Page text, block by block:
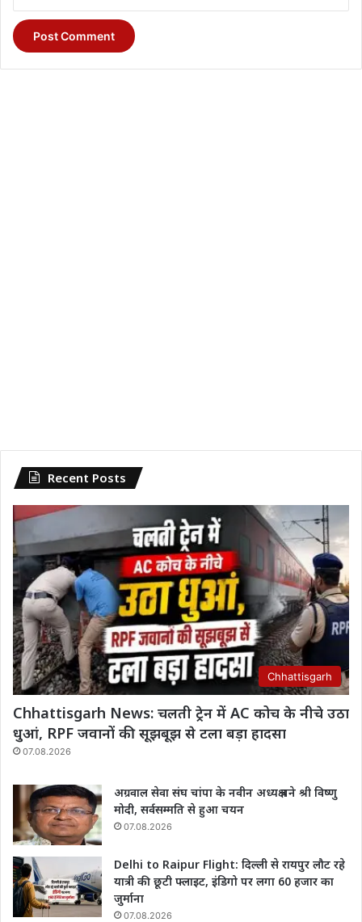
Recent Posts
Chhattisgarh
Chhattisgarh News: चलती ट्रेन में AC कोच के नीचे उठा
धुआं, RPF जवानों की सूझबूझ से टला बड़ा हादसा
07.08.2026
अग्रवाल सेवा संघ चांपा के नवीन अध्यक्ष बने श्री विष्णु
मोदी, सर्वसम्मति से हुआ चयन
07.08.2026
Delhi to Raipur Flight: दिल्ली से रायपुर लौट रहे
यात्री की छूटी फ्लाइट, इंडिगो पर लगा 60 हजार का
जुर्माना
07.08.2026